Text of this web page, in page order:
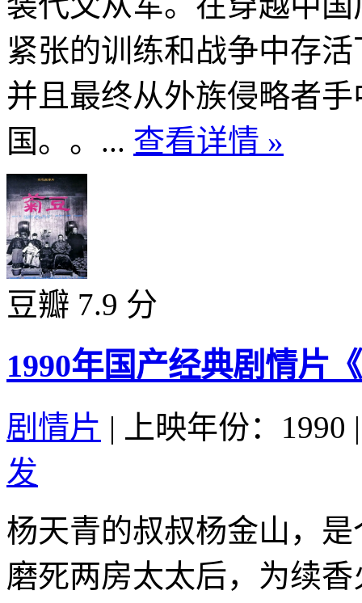
紧张的训练和战争中存
并且最终从外族侵略者
国。。... 查看详情 »
豆瓣 7.9 分
1990年国产经典剧情片
剧情片 | 上映年份：1990 |
发
杨天青的叔叔杨金山，
磨死两房太太后，为续